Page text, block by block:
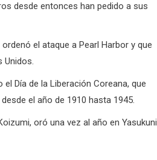
desde entonces han pedido a sus
el ataque a Pearl Harbor y que
Unidos.
Día de la Liberación Coreana, que
el año de 1910 hasta 1945.
oró una vez al año en Yasukuni